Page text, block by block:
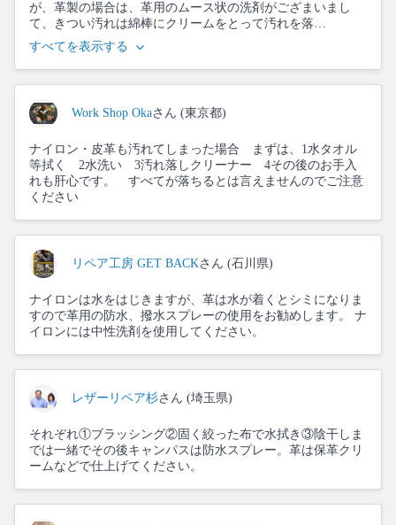
が、革製の場合は、革用のムース状の洗剤がござまいまし
て、きつい汚れは綿棒にクリームをとって汚れを落…
すべてを表示する
Work Shop Okaさん (東京都)
ナイロン・皮革も汚れてしまった場合 まずは、1水タオル
等拭く 2水洗い 3汚れ落しクリーナー 4その後のお手入
れも肝心です。 すべてが落ちるとは言えませんのでご注意
ください
リペア工房 GET BACKさん (石川県)
ナイロンは水をはじきますが、革は水が着くとシミになりま
すので革用の防水、撥水スプレーの使用をお勧めします。 ナ
イロンには中性洗剤を使用してください。
レザーリペア杉さん (埼玉県)
それぞれ①ブラッシング②固く絞った布で水拭き③陰干しま
では一緒でその後キャンパスは防水スプレー。革は保革クリ
ームなどで仕上げてください。